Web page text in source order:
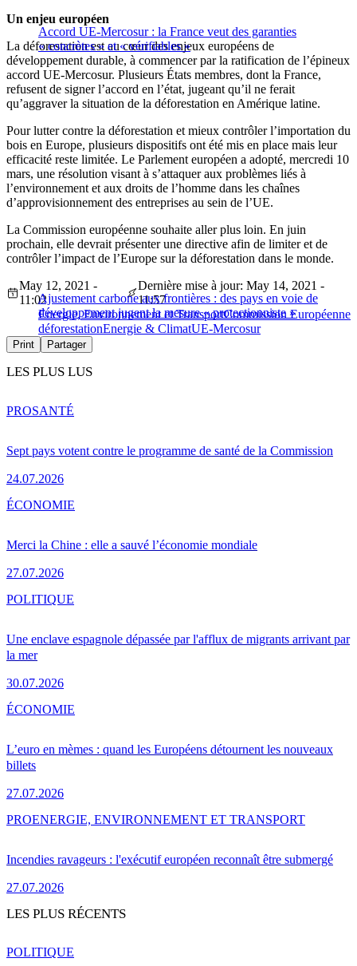
Accord UE-Mercosur : la France veut des garanties
« concrètes » et « vérifiables »
Un enjeu européen
La déforestation est au cœur des enjeux européens de
développement durable, à commencer par la ratification de l’épineux
accord UE-Mercosur. Plusieurs États membres, dont la France,
refusent de signer l’accord en l’état, jugeant qu’il ne ferait
qu’aggraver la situation de la déforestation en Amérique latine.
Pour lutter contre la déforestation et mieux contrôler l’importation du
bois en Europe, plusieurs dispositifs ont été mis en place mais leur
efficacité reste limitée. Le Parlement européen a adopté, mercredi 10
mars, une résolution visant à s’attaquer aux problèmes liés à
l’environnement et aux droits de l’homme dans les chaînes
d’approvisionnement des entreprises au sein de l’UE.
La Commission européenne souhaite aller plus loin. En juin
prochain, elle devrait présenter une directive afin de limiter et de
contrôler l’impact de l’Europe sur la déforestation dans le monde.
Ajustement carbone aux frontières : des pays en voie de
développement jugent la mesure « protectionniste »
May 12, 2021 -
11:02
Dernière mise à jour: May 14, 2021 -
11:57
Energie, Environnement et TransportCommission Européenne
déforestationEnergie & ClimatUE-Mercosur
Print Partager
LES PLUS LUS
Sept pays votent contre le programme de santé de la Commission
24.07.2026
PROSANTÉ
Merci la Chine : elle a sauvé l’économie mondiale
27.07.2026
ÉCONOMIE
Une enclave espagnole dépassée par l'afflux de migrants arrivant par
la mer
30.07.2026
POLITIQUE
L’euro en mèmes : quand les Européens détournent les nouveaux
billets
27.07.2026
ÉCONOMIE
Incendies ravageurs : l'exécutif européen reconnaît être submergé
27.07.2026
PROENERGIE, ENVIRONNEMENT ET TRANSPORT
LES PLUS RÉCENTS
POLITIQUE